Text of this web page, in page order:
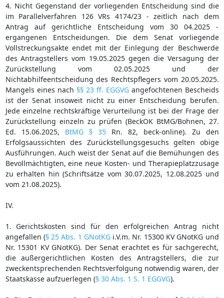
4. Nicht Gegenstand der vorliegenden Entscheidung sind die
im Parallelverfahren 126 VRs 4174/23 - zeitlich nach dem
Antrag auf gerichtliche Entscheidung vom 30 04.2025 -
ergangenen Entscheidungen. Die dem Senat vorliegende
Vollstreckungsakte endet mit der Einlegung der Beschwerde
des Antragstellers vom 19.05.2025 gegen die Versagung der
Zurückstellung vom 02.05.2025 und der
Nichtabhilfeentscheidung des Rechtspflegers vom 20.05.2025.
Mangels eines nach §§ 23 ff. EGGVGangefochtenen Bescheids
ist der Senat insoweit nicht zu einer Entscheidung berufen.
Jede einzelne rechtskräftige Verurteilung ist bei der Frage der
Zurückstellung einzeln zu prüfen (BeckOK BtMG/Bohnen, 27.
Ed. 15.06.2025, BtMG § 35Rn. 82, beck-online). Zu den
Erfolgsaussichten des Zurückstellungsgesuchs gelten obige
Ausführungen. Auch weist der Senat auf die Bemühungen des
Bevollmächtigten, eine neue Kosten- und Therapieplatzzusage
zu erhalten hin (Schriftsätze vom 30.07.2025, 12.08.2025 und
vom 21.08.2025).
IV.
1. Gerichtskosten sind für den erfolgreichen Antrag nicht
angefallen (§ 25 Abs. 1 GNotKGi.V.m. Nr. 15300 KV GNotKG und
Nr. 15301 KV GNotKG). Der Senat erachtet es für sachgerecht,
die außergerichtlichen Kosten des Antragstellers, die zur
zweckentsprechenden Rechtsverfolgung notwendig waren, der
Staatskasse aufzuerlegen (§ 30 Abs. 1 S. 1 EGGVG).